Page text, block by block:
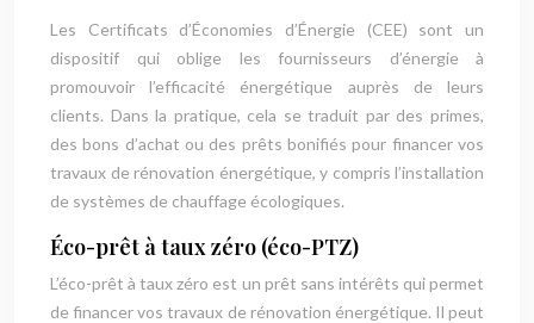
Les Certificats d’Économies d’Énergie (CEE) sont un
dispositif qui oblige les fournisseurs d’énergie à
promouvoir l’efficacité énergétique auprès de leurs
clients. Dans la pratique, cela se traduit par des primes,
des bons d’achat ou des prêts bonifiés pour financer vos
travaux de rénovation énergétique, y compris l’installation
de systèmes de chauffage écologiques.
Éco-prêt à taux zéro (éco-PTZ)
L’éco-prêt à taux zéro est un prêt sans intérêts qui permet
de financer vos travaux de rénovation énergétique. Il peut